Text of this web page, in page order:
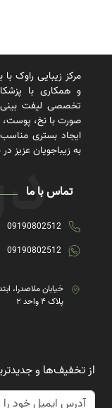
و همکاری با
تخصصی لیفت
صورت با نخ، پوست،
ایجاد بستری
به زیباجویان عزیز
تماس با ما
09190802512
09190802512
خیابان ملاصدرا،
پلاک ۴ واحد ۲
از تخفیف‌ها و